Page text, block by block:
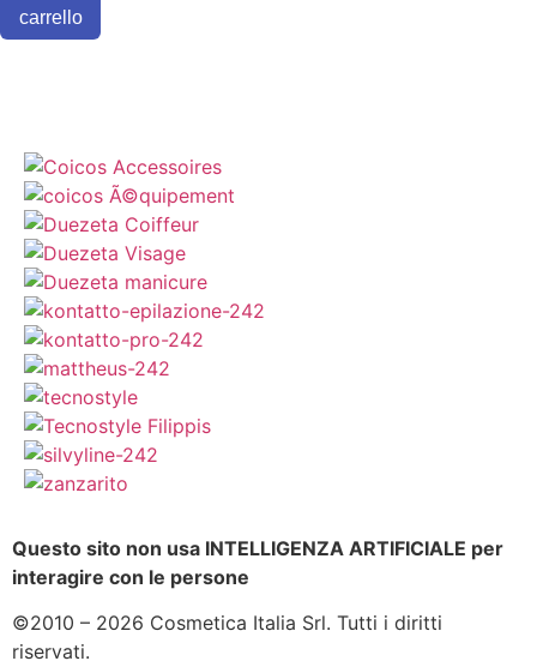
carrello
Questo sito non usa INTELLIGENZA ARTIFICIALE per
interagire con le persone
©2010 – 2026 Cosmetica Italia Srl. Tutti i diritti
riservati.